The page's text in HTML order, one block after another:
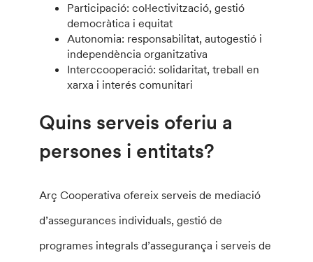
Participació: col·lectivització, gestió
democràtica i equitat
Autonomia: responsabilitat, autogestió i
independència organitzativa
Interccooperació: solidaritat, treball en
xarxa i interés comunitari
Quins serveis oferiu a
persones i entitats?
Arç Cooperativa ofereix serveis de mediació
d’assegurances individuals, gestió de
programes integrals d’assegurança i serveis de